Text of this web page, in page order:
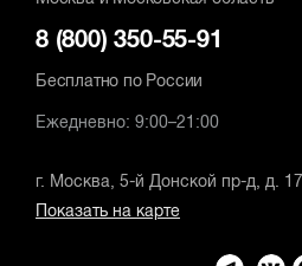
8 (800) 350-55-91
Бесплатно по России
Ежедневно: 9:00–21:00
г. Москва, 5-й Донской пр-д, д. 17
Показать на карте